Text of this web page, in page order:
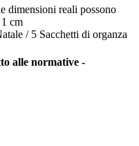
dimensioni reali possono
cm
alle normative -